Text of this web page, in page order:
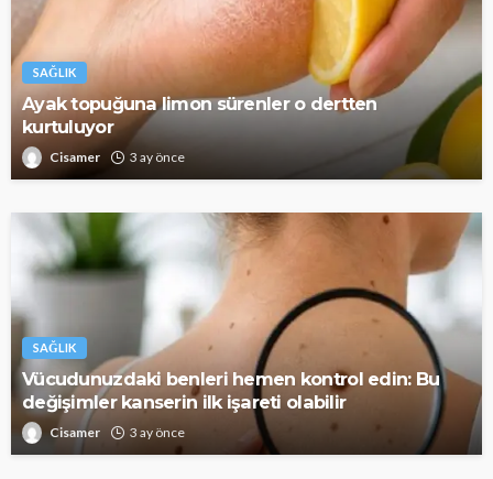
SAĞLIK
Ayak topuğuna limon sürenler o dertten
kurtuluyor
Cisamer 3 ay önce
SAĞLIK
Vücudunuzdaki benleri hemen kontrol edin: Bu
değişimler kanserin ilk işareti olabilir
Cisamer 3 ay önce